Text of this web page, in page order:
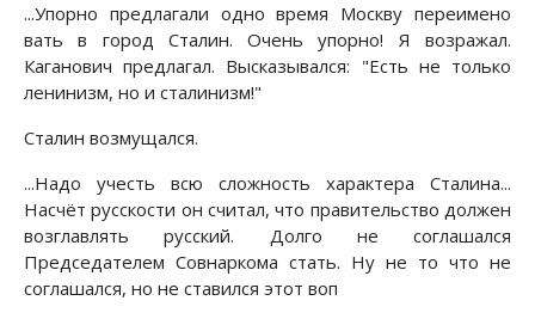
...Упорно предлагали одно время Москву переимено
вать в город Сталин. Очень упорно! Я возражал.
Каганович предлагал. Высказывался: "Есть не только
ленинизм, но и сталинизм!"
Сталин возмущался.
...Надо учесть всю сложность характера Сталина...
Насчёт русскости он считал, что правительство должен
возглавлять русский. Долго не соглашался
Председателем Совнаркома стать. Ну не то что не
соглашался, но не ставился этот воп